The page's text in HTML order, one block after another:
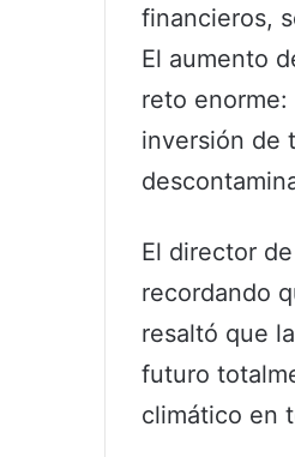
financieros,
El aumento
reto
inversión de
El director
recordando
resaltó que
futuro
climático en